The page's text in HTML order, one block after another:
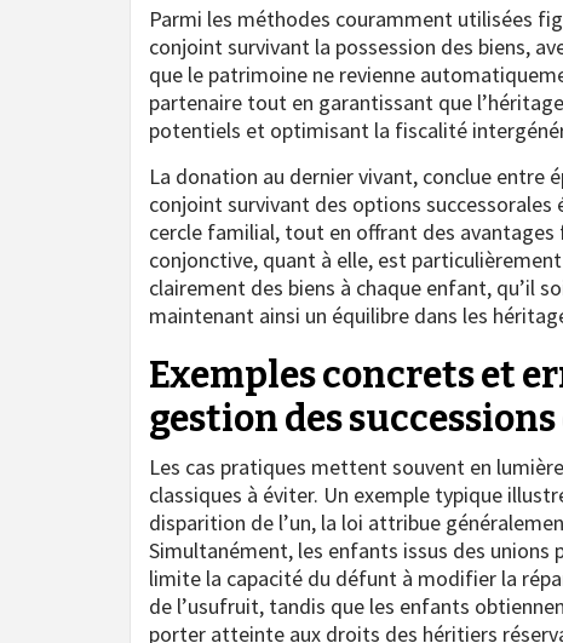
Parmi les méthodes couramment utilisées
conjoint survivant la possession des biens,
que le patrimoine ne revienne
partenaire tout en garantissant que
potentiels et optimisant la fiscalité
La donation au dernier vivant, conclue
conjoint survivant des options
cercle familial, tout en offrant des
conjonctive, quant à elle, est
clairement des biens à chaque enfant, qu’il
maintenant ainsi un équilibre dans les
Exemples concrets et
gestion des
Les cas pratiques mettent souvent en
classiques à éviter. Un exemple typique
disparition de l’un, la loi attribue
Simultanément, les enfants issus des unions
limite la capacité du défunt à modifier la
de l’usufruit, tandis que les enfants
porter atteinte aux droits des héritiers